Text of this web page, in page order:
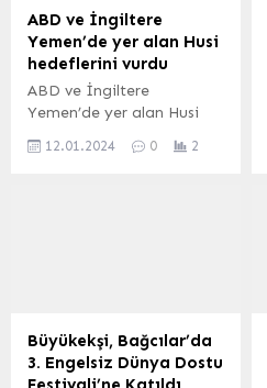
olan Selçuklu, köklü tarihi,
zengin kültürel mirası ve
doğal güzellikleriyle hem
ziyaretçilerin ilgisini...
ABD ve İngiltere
Yemen’de yer alan Husi
hedeflerini vurdu
ABD ve İngiltere
Yemen’de yer alan Husi
İngiltere Yemen’de yer
öğrenildi. Yemen’deki İran
destekli Husiler’in, İsrail’in
Gazze’ye saldırılarına
12.01.2024 0 2
Büyükekşi, Bağcılar’da
3. Engelsiz Dünya Dostu